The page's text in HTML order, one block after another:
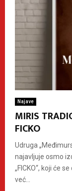
Najave
MIRIS
FICKO
Udruga
najavljuje osmo
„FICKO“, koji će
već...